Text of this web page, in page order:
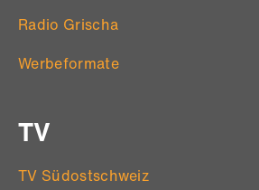
Radio Grischa
Werbeformate
TV
TV Südostschweiz